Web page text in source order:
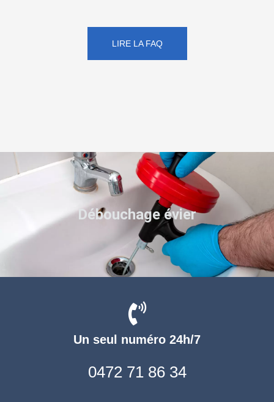
LIRE LA FAQ
Un seul numéro 24h/7
0472 71 86 34
Débouchage évier